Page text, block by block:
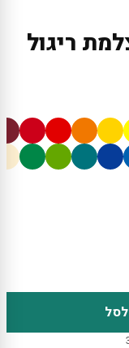
ריגול